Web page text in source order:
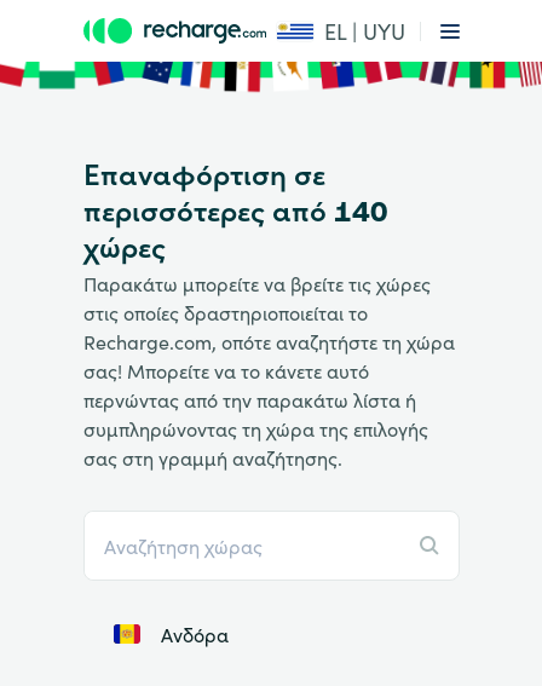
EL | UYU
Επαναφόρτιση σε
περισσότερες από 140
χώρες
Παρακάτω μπορείτε να βρείτε τις χώρες
στις οποίες δραστηριοποιείται το
Recharge.com, οπότε αναζητήστε τη χώρα
σας! Μπορείτε να το κάνετε αυτό
περνώντας από την παρακάτω λίστα ή
συμπληρώνοντας τη χώρα της επιλογής
σας στη γραμμή αναζήτησης.
Ανδόρα